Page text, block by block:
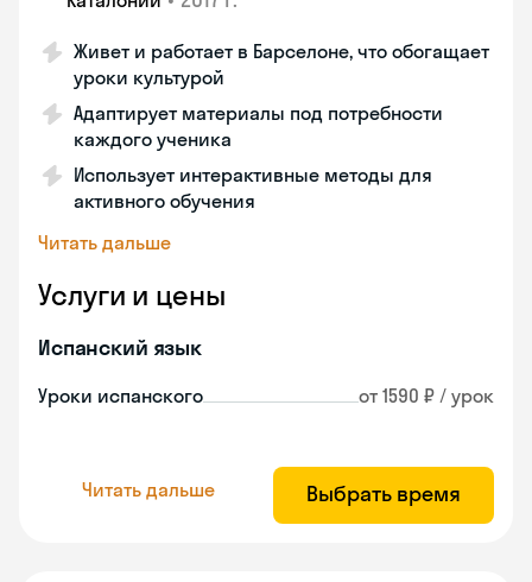
Живет и работает в Барселоне, что обогащает
уроки культурой
Адаптирует материалы под потребности
каждого ученика
Использует интерактивные методы для
активного обучения
Читать дальше
Услуги и цены
Испанский язык
Уроки испанского от 1590 ₽ / урок
Читать дальше Выбрать время